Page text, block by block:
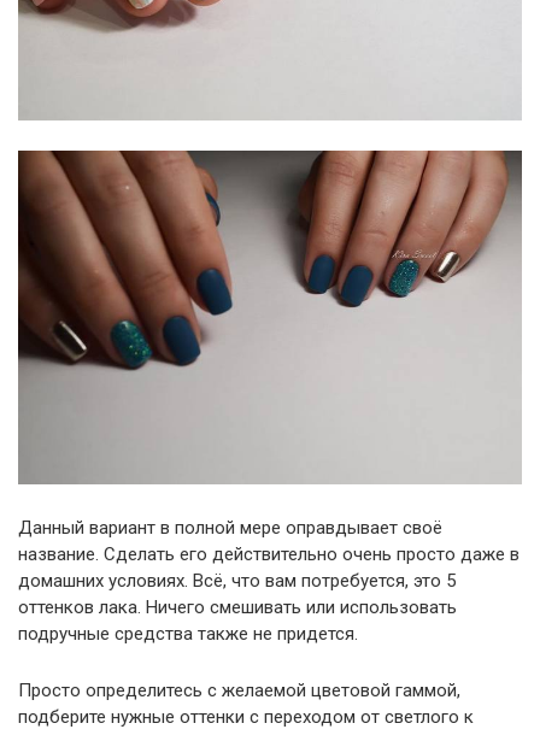
Данный вариант в полной мере оправдывает своё
название. Сделать его действительно очень просто даже в
домашних условиях. Всё, что вам потребуется, это 5
оттенков лака. Ничего смешивать или использовать
подручные средства также не придется.
Просто определитесь с желаемой цветовой гаммой,
подберите нужные оттенки с переходом от светлого к